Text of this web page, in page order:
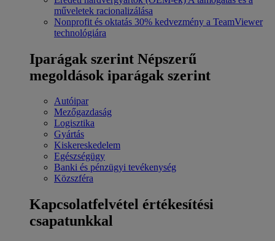
műveletek racionalizálása
Nonprofit és oktatás 30% kedvezmény a TeamViewer
technológiára
Iparágak szerint Népszerű
megoldások iparágak szerint
Autóipar
Mezőgazdaság
Logisztika
Gyártás
Kiskereskedelem
Egészségügy
Banki és pénzügyi tevékenység
Közszféra
Kapcsolatfelvétel értékesítési
csapatunkkal